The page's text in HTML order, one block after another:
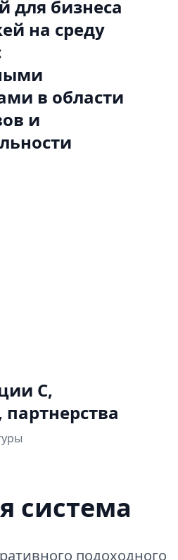
для бизнеса
на среду
в области
и
C,
система
подоходного